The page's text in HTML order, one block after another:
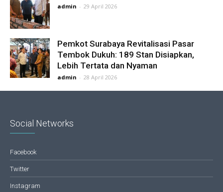
admin - 29 April 2026
Pemkot Surabaya Revitalisasi Pasar
Tembok Dukuh: 189 Stan Disiapkan,
Lebih Tertata dan Nyaman
admin - 28 April 2026
Social Networks
Facebook
Twitter
Instagram